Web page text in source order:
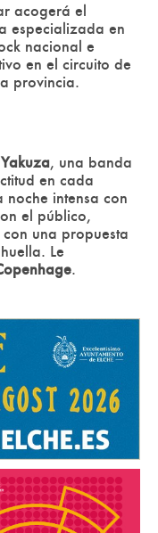
acogerá el
especializada en
nacional e
en el circuito de
provincia.
Yakuza, una banda
en cada
noche intensa con
el público,
una propuesta
Le
.